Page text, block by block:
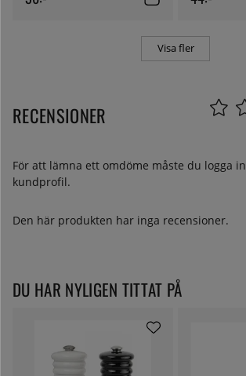
Visa fler
RECENSIONER
För att lämna ett omdöme måste du logga in
kundprofil.
Den här produkten har inga recensioner.
DU HAR NYLIGEN TITTAT PÅ